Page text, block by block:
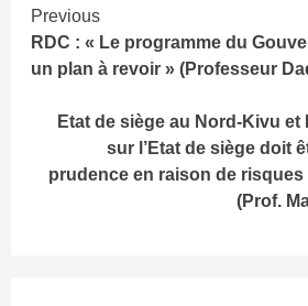
Continue
Reading
Previous
RDC : « Le programme du
un plan à revoir » (Professeur
Etat de siège au Nord-Kivu et
sur l’Etat de siège doit
prudence en raison de risques
(Prof.